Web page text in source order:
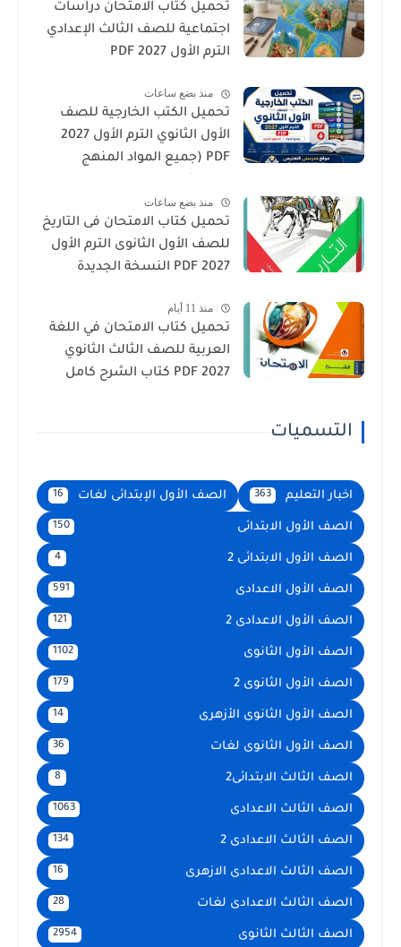
تحميل كتاب الامتحان دراسات
اجتماعية للصف الثالث الإعدادي
الترم الأول 2027 PDF
منذ بضع ساعات
تحميل الكتب الخارجية للصف
الأول الثانوي الترم الأول 2027
PDF (جميع المواد المنهج
منذ بضع ساعات
تحميل كتاب الامتحان فى التاريخ
للصف الأول الثانوى الترم الأول
2027 PDF النسخة الجديدة
منذ 11 أيام
تحميل كتاب الامتحان في اللغة
العربية للصف الثالث الثانوي
2027 PDF كتاب الشرح كامل
التسميات
اخبار التعليم 363 الصف الأول الإبتدائى لغات 16
الصف الأول الابتدائى 150
الصف الأول الابتدائى 2 4
الصف الأول الاعدادى 591
الصف الأول الاعدادى 2 121
الصف الأول الثانوى 1102
الصف الأول الثانوى 2 179
الصف الأول الثانوى الأزهرى 14
الصف الأول الثانوى لغات 36
الصف الثالث الابتدائى2 8
الصف الثالث الاعدادى 1063
الصف الثالث الاعدادى 2 134
الصف الثالث الاعدادى الازهرى 16
الصف الثالث الاعدادى لغات 28
الصف الثالث الثانوى 2954